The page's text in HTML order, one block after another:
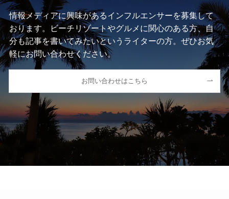
情報メディアに興味があるインフルエンサーを募集して
おります。ビーチリゾートやグルメに関心のある方、自
分も記事を書いてみたいというライターの方。ぜひお気
軽にお問い合わせください。
お問い合わせはこちら